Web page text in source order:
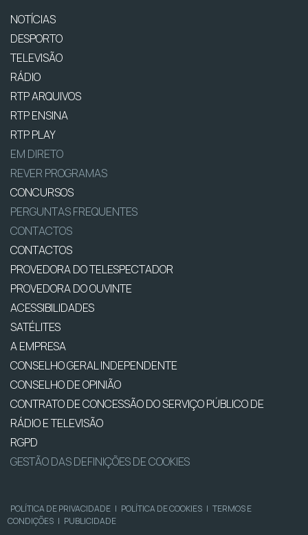
NOTÍCIAS
DESPORTO
TELEVISÃO
RÁDIO
RTP ARQUIVOS
RTP ENSINA
RTP PLAY
EM DIRETO
REVER PROGRAMAS
CONCURSOS
PERGUNTAS FREQUENTES
CONTACTOS
CONTACTOS
PROVEDORA DO TELESPECTADOR
PROVEDORA DO OUVINTE
ACESSIBILIDADES
SATÉLITES
A EMPRESA
CONSELHO GERAL INDEPENDENTE
CONSELHO DE OPINIÃO
CONTRATO DE CONCESSÃO DO SERVIÇO PÚBLICO DE
RÁDIO E TELEVISÃO
RGPD
GESTÃO DAS DEFINIÇÕES DE COOKIES
POLÍTICA DE PRIVACIDADE | POLÍTICA DE COOKIES | TERMOS E
CONDIÇÕES | PUBLICIDADE